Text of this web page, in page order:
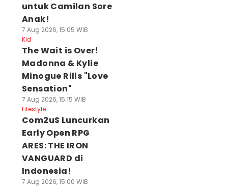
untuk Camilan Sore
Anak!
7 Aug 2026, 15:05 WIB
Kid
The Wait is Over!
Madonna & Kylie
Minogue Rilis "Love
Sensation"
7 Aug 2026, 15:15 WIB
Lifestyle
Com2uS Luncurkan
Early Open RPG
ARES: THE IRON
VANGUARD di
Indonesia!
7 Aug 2026, 15:00 WIB